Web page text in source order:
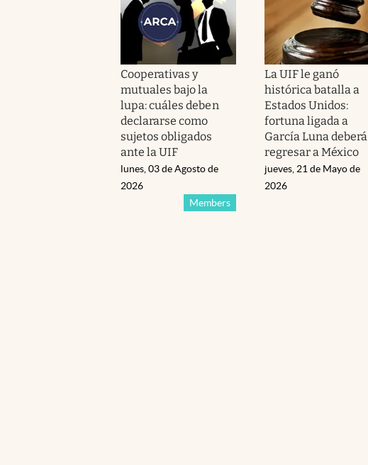
Cooperativas y
mutuales bajo la
lupa: cuáles deben
declararse como
sujetos obligados
ante la UIF
Members
lunes, 03 de Agosto de
2026
La UIF le ganó
histórica batalla a
Estados Unidos:
fortuna ligada a
García Luna deberá
regresar a México
jueves, 21 de Mayo de
2026